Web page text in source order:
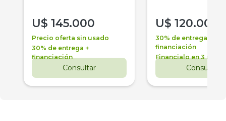
U$ 145.000
Precio oferta sin usado
30% de entrega +
financiación
Consultar
U$ 120.000
30% de entrega +
financiación
Financialo en 3 años
Consultar